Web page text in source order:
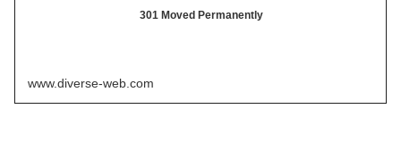
301 Moved Permanently
www.diverse-web.com